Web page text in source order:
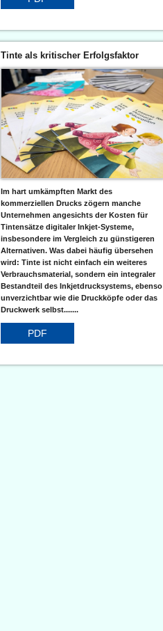
Tinte als kritischer Erfolgsfaktor
Im hart umkämpften Markt des
kommerziellen Drucks zögern manche
Unternehmen angesichts der Kosten für
Tintensätze digitaler Inkjet-Systeme,
insbesondere im Vergleich zu günstigeren
Alternativen. Was dabei häufig übersehen
wird: Tinte ist nicht einfach ein weiteres
Verbrauchsmaterial, sondern ein integraler
Bestandteil des Inkjetdrucksystems, ebenso
unverzichtbar wie die Druckköpfe oder das
Druckwerk selbst.......
PDF